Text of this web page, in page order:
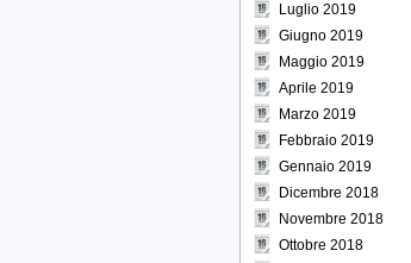
Luglio 2019
Giugno 2019
Maggio 2019
Aprile 2019
Marzo 2019
Febbraio 2019
Gennaio 2019
Dicembre 2018
Novembre 2018
Ottobre 2018